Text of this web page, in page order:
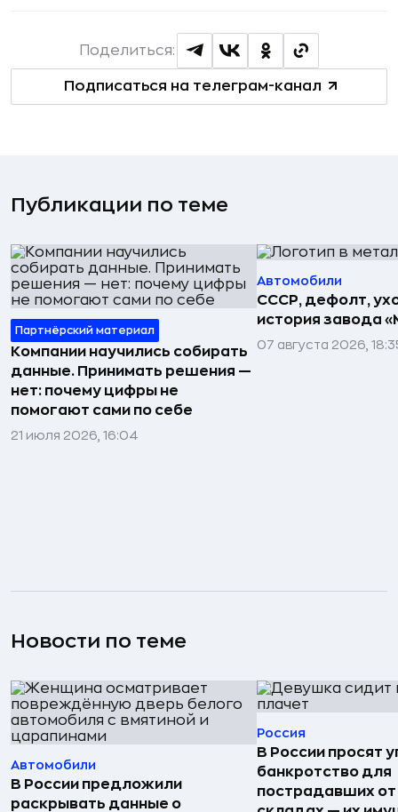
Подписаться на телеграм-канал
Поделиться:
Публикации по теме
Партнёрский материал
Компании научились собирать
данные. Принимать решения —
нет: почему цифры не
помогают сами по себе
21 июля 2026, 16:04
Автомобили
СССР, дефолт,
история завода
07 августа 2026,
Новости по теме
Автомобили
В России предложили
раскрывать данные о
Россия
В России просят
банкротство для
пострадавших